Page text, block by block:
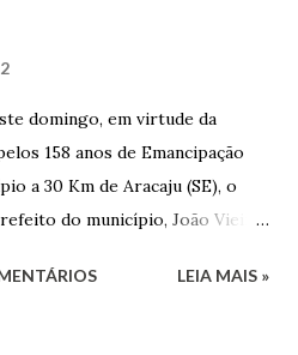
domingo, em virtude da
158 anos de Emancipação
a 30 Km de Aracaju (SE), o
do município, João Vieira
Barroso dos Santos, nasceu em
LEIA MAIS »